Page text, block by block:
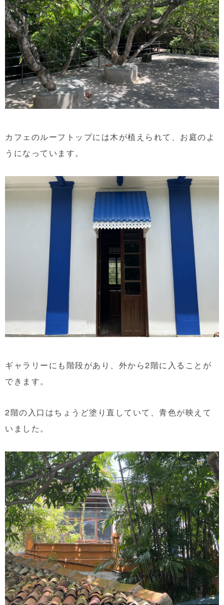
カフェのルーフトップには木が植えられて、お庭のよ
うになっています。
ギャラリーにも階段があり、外から2階に入ることが
できます。
2階の入口はちょうど塗り直していて、青色が映えて
いました。